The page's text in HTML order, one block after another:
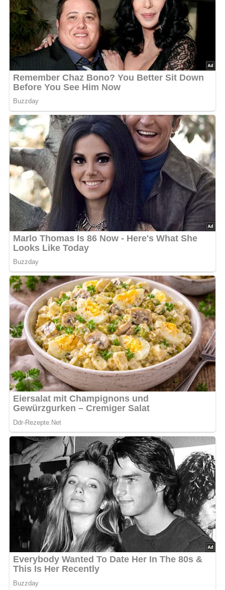
Nach: Kochkunst: Lukullisches von A bis Z.- 3. Aufl., Verlag für die Frau, 1986, Leipzig, DDR
Jetzt Sterne vergeben – Rezept
bewerten
4.6/5(23 Bewertung)